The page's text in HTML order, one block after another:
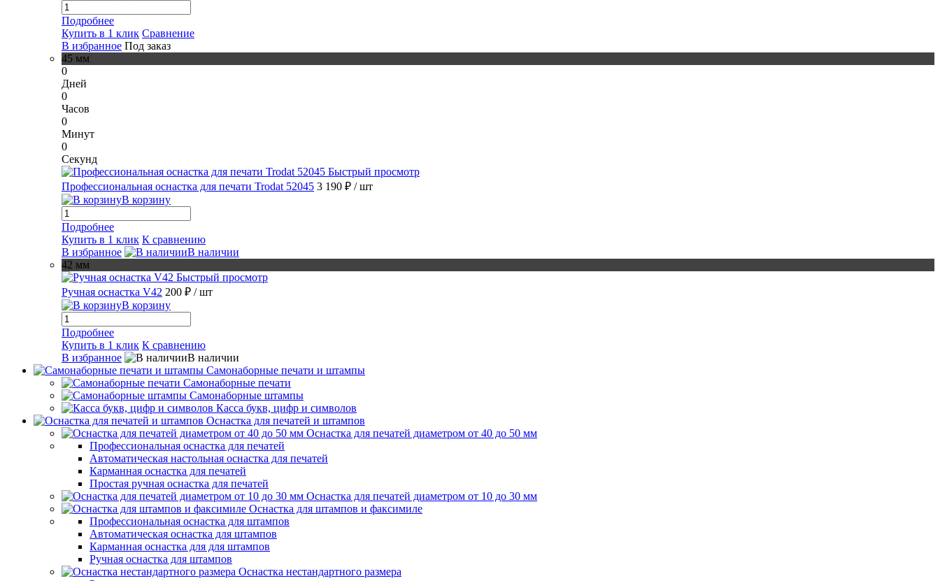
Подробнее
Купить в 1 клик Сравнение
В избранное Под заказ
45 мм
0
Дней
0
Часов
0
Минут
0
Секунд
Быстрый просмотр
Профессиональная оснастка для печати Trodat 52045 3 190 ₽ / шт
В корзину
Подробнее
Купить в 1 клик К сравнению
В избранное
В наличии
42 мм
Быстрый просмотр
Ручная оснастка V42 200 ₽ / шт
В корзину
Подробнее
Купить в 1 клик К сравнению
В избранное
В наличии
Самонаборные печати и штампы
Самонаборные печати
Самонаборные штампы
Касса букв, цифр и символов
Оснастка для печатей и штампов
Оснастка для печатей диаметром от 40 до 50 мм
Профессиональная оснастка для печатей
Автоматическая настольная оснастка для печатей
Карманная оснастка для печатей
Простая ручная оснастка для печатей
Оснастка для печатей диаметром от 10 до 30 мм
Оснастка для штампов и факсимиле
Профессиональная оснастка для штампов
Автоматическая оснастка для штампов
Карманная оснастка для для штампов
Ручная оснастка для штампов
Оснастка нестандартного размера